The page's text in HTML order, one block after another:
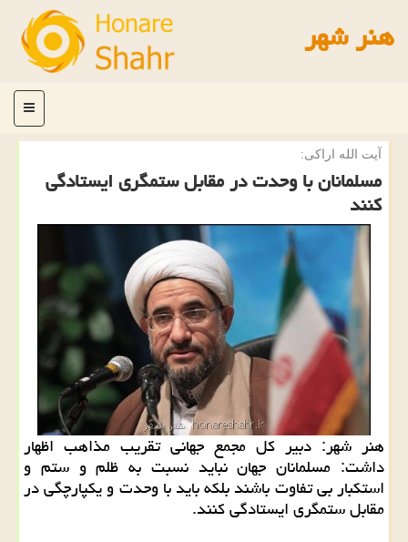
هنر شهر
منو
آیت الله اراكی:
مسلمانان با وحدت در مقابل ستمگری ایستادگی
كنند
هنر شهر: دبیر كل مجمع جهانی تقریب مذاهب اظهار
داشت: مسلمانان جهان نباید نسبت به ظلم و ستم و
استكبار بی تفاوت باشند بلكه باید با وحدت و یكپارچگی در
مقابل ستمگری ایستادگی كنند.